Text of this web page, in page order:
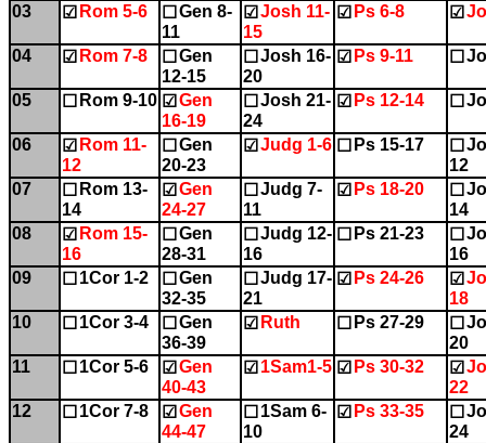
03 ☑ Rom 5-6 ☐ Gen 8-
11
☑ Josh 11-
15
☑ Ps 6-8 ☑
04 ☑ Rom 7-8 ☐ Gen
12-15
☐ Josh 16-
20
☑ Ps 9-11 ☐
05 ☐ Rom 9-10 ☑ Gen
16-19
☐ Josh 21-
24
☑ Ps 12-14 ☐
06 ☑ Rom 11-
12
☐ Gen
20-23
☑ Judg 1-6 ☐ Ps 15-17 ☐
12
07
☐ Rom 13-
14
☑ Gen
24-27
☐ Judg 7-
11
☑ Ps 18-20 ☐
14
08
☑ Rom 15-
16
☐ Gen
28-31
☐ Judg 12-
16
☐ Ps 21-23 ☐
16
09
☐ 1Cor 1-2 ☐ Gen
32-35
☐ Judg 17-
21
☑ Ps 24-26 ☑
18
10
☐ 1Cor 3-4 ☐ Gen
36-39
☑ Ruth ☐ Ps 27-29 ☐
20
11
☐ 1Cor 5-6 ☑ Gen
40-43
☑ 1Sam1-5 ☑ Ps 30-32 ☑
22
12
☐ 1Cor 7-8 ☑ Gen
44-47
☐ 1Sam 6-
10
☑ Ps 33-35 ☐
24